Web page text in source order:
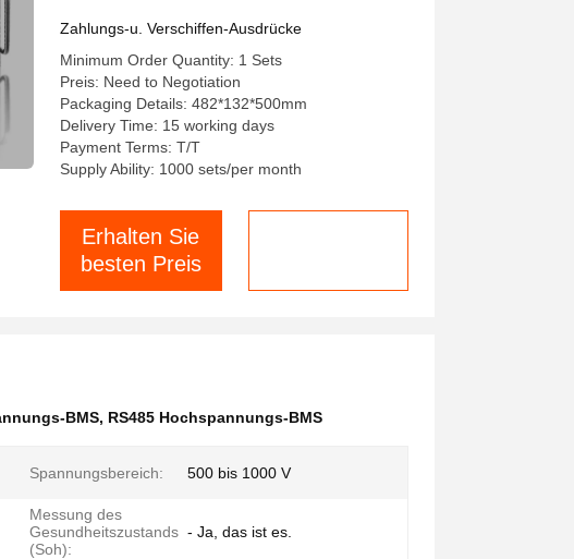
Zahlungs-u. Verschiffen-Ausdrücke
Minimum Order Quantity: 1 Sets
Preis: Need to Negotiation
Packaging Details: 482*132*500mm
Delivery Time: 15 working days
Payment Terms: T/T
Supply Ability: 1000 sets/per month
Erhalten Sie
besten Preis
BMS, RS485 Hochspannungs-BMS
Spannungsbereich: 500 bis 1000 V
Messung des
Gesundheitszustands
(Soh):
- Ja, das ist es.